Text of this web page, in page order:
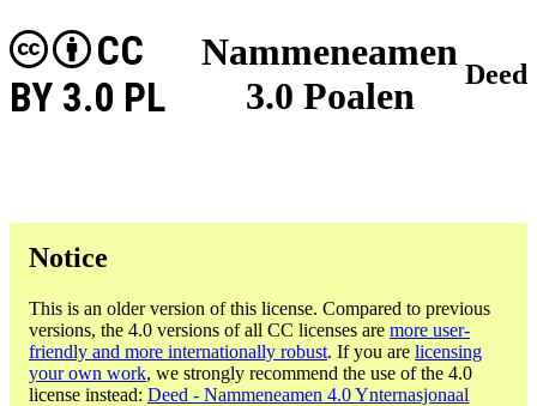
Nammeneamen
3.0 Poalen
CC
BY 3.0 PL
Deed
Notice
This is an older version of this license. Compared to previous
versions, the 4.0 versions of all CC licenses are more user-
friendly and more internationally robust. If you are licensing
your own work, we strongly recommend the use of the 4.0
license instead: Deed - Nammeneamen 4.0 Ynternasjonaal